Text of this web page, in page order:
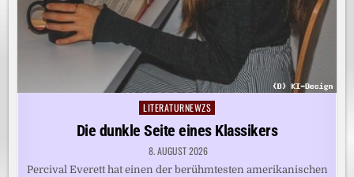
Posted
in
LITERATURNEWZS
Die dunkle Seite eines Klassikers
8. AUGUST 2026
Percival Everett hat einen der berühmtesten amerikanischen